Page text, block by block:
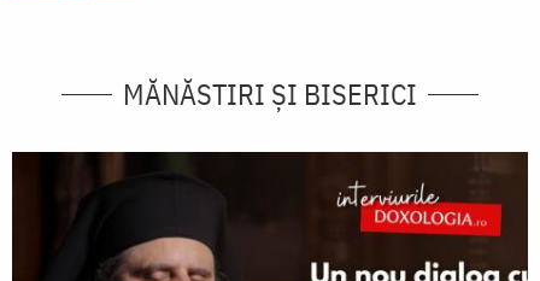
MĂNĂSTIRI ȘI BISERICI